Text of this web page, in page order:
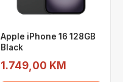
Apple iPhone 16 128GB
Black
1.749,00 KM